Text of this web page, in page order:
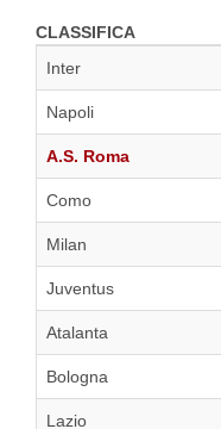
CLASSIFICA
Inter
Napoli
A.S. Roma
Como
Milan
Juventus
Atalanta
Bologna
Lazio